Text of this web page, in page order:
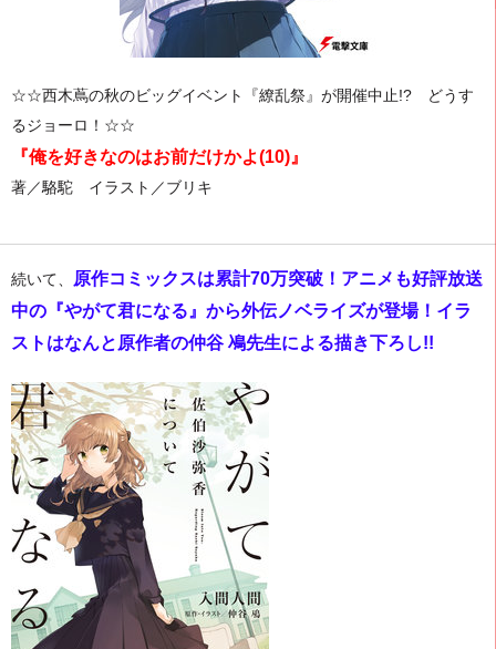
☆☆西木蔦の秋のビッグイベント『繚乱祭』が開催中止!? どうす
るジョーロ！☆☆
『俺を好きなのはお前だけかよ(10)』
著／駱駝 イラスト／ブリキ
続いて、
原作コミックスは累計70万突破！アニメも好評放送
中の『やがて君になる』から外伝ノベライズが登場！イラ
ストはなんと原作者の仲谷 鳰先生による描き下ろし!!